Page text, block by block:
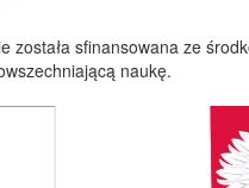
sfinansowana ze
naukę.